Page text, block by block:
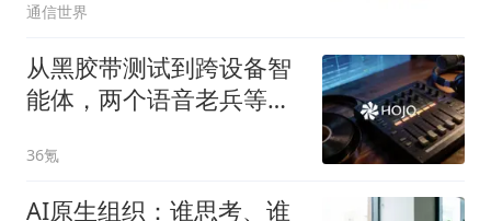
通信世界
从黑胶带测试到跨设备智
能体，两个语音老兵等了
36氪
AI原生组织：谁思考、谁